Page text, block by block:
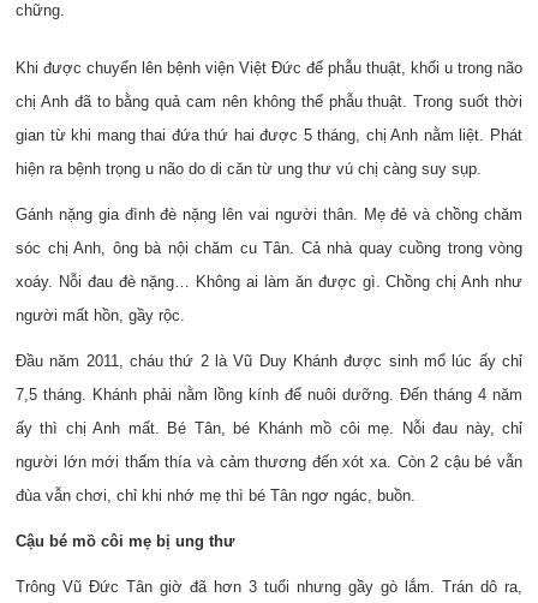
chững.
Khi được chuyển lên bệnh viện Việt Đức để phẫu thuật, khối u trong não
chị Anh đã to bằng quả cam nên không thể phẫu thuật. Trong suốt thời
gian từ khi mang thai đứa thứ hai được 5 tháng, chị Anh nằm liệt. Phát
hiện ra bệnh trọng u não do di căn từ ung thư vú chị càng suy sụp.
Gánh nặng gia đình đè nặng lên vai người thân. Mẹ đẻ và chồng chăm
sóc chị Anh, ông bà nội chăm cu Tân. Cả nhà quay cuồng trong vòng
xoáy. Nỗi đau đè nặng… Không ai làm ăn được gì. Chồng chị Anh như
người mất hồn, gầy rộc.
Đầu năm 2011, cháu thứ 2 là Vũ Duy Khánh được sinh mổ lúc ấy chỉ
7,5 tháng. Khánh phải nằm lồng kính để nuôi dưỡng. Đến tháng 4 năm
ấy thì chị Anh mất. Bé Tân, bé Khánh mồ côi mẹ. Nỗi đau này, chỉ
người lớn mới thấm thía và cảm thương đến xót xa. Còn 2 cậu bé vẫn
đùa vẫn chơi, chỉ khi nhớ mẹ thì bé Tân ngơ ngác, buồn.
Cậu bé mồ côi mẹ bị ung thư
Trông Vũ Đức Tân giờ đã hơn 3 tuổi nhưng gầy gò lắm. Trán dô ra,